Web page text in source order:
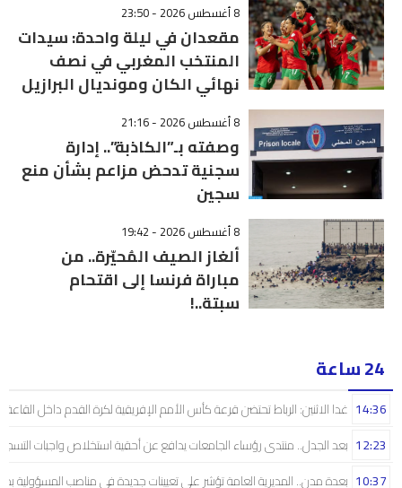
8 أغسطس 2026 - 23:50
مقعدان في ليلة واحدة: سيدات
المنتخب المغربي في نصف
نهائي الكان ومونديال البرازيل
8 أغسطس 2026 - 21:16
وصفته بـ”الكاذبة”.. إدارة
سجنية تدحض مزاعم بشأن منع
سجين
8 أغسطس 2026 - 19:42
ألغاز الصيف المُحيّرة.. من
مباراة فرنسا إلى اقتحام
سبتة..!
24 ساعة
غدا الاثنين: الرباط تحتضن قرعة كأس الأمم الإفريقية لكرة القدم داخل القاعة 14:36
بعد الجدل.. منتدى رؤساء الجامعات يدافع عن أحقية استخلاص واجبات التسجيل 12:23
بعدة مدن.. المديرية العامة تؤشر على تعيينات جديدة في مناصب المسؤولية 10:37